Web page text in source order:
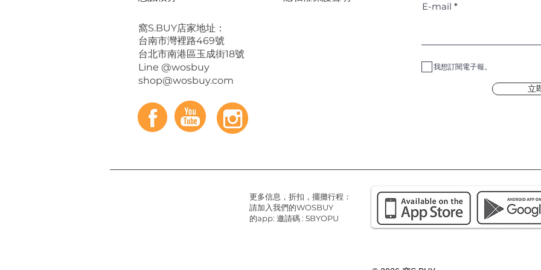
​窩S.BUY店家地址：
台南市灣裡路469號
台北市南港區玉成街18號
Line @wosbuy
shop@wosbuy.com
E-mail
我想訂閱電子報。
立
更多信息，折扣，擺攤行程：
請加入我們的WOSBUY
的app: 邀請碼 : 5BYOPU